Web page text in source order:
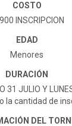
COSTO
INSCRIPCION
EDAD
Menores
DURACIÓN
31 JULIO Y
la cantidad de
DEL